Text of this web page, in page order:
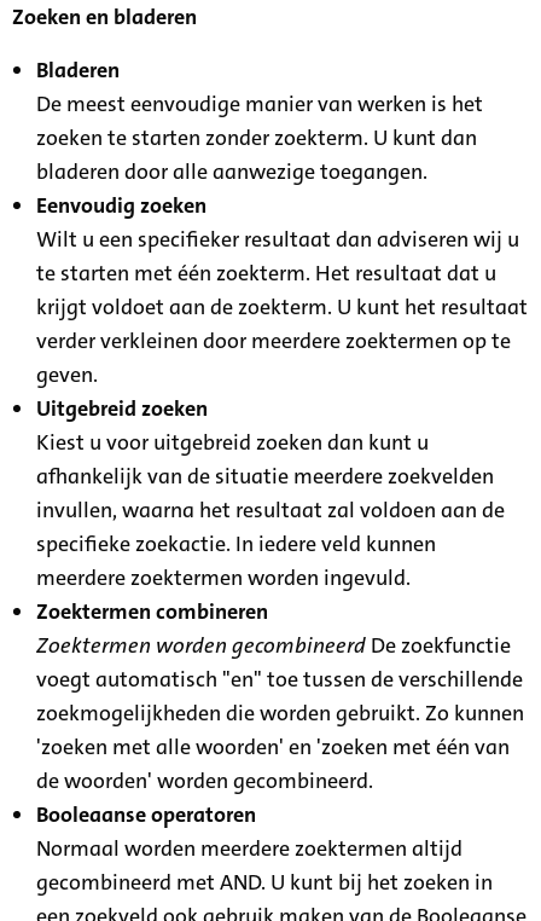
Zoeken en bladeren
Bladeren
De meest eenvoudige manier van werken is het
zoeken te starten zonder zoekterm. U kunt dan
bladeren door alle aanwezige toegangen.
Eenvoudig zoeken
Wilt u een specifieker resultaat dan adviseren wij u
te starten met één zoekterm. Het resultaat dat u
krijgt voldoet aan de zoekterm. U kunt het resultaat
verder verkleinen door meerdere zoektermen op te
geven.
Uitgebreid zoeken
Kiest u voor uitgebreid zoeken dan kunt u
afhankelijk van de situatie meerdere zoekvelden
invullen, waarna het resultaat zal voldoen aan de
specifieke zoekactie. In iedere veld kunnen
meerdere zoektermen worden ingevuld.
Zoektermen combineren
Zoektermen worden gecombineerd De zoekfunctie
voegt automatisch "en" toe tussen de verschillende
zoekmogelijkheden die worden gebruikt. Zo kunnen
'zoeken met alle woorden' en 'zoeken met één van
de woorden' worden gecombineerd.
Booleaanse operatoren
Normaal worden meerdere zoektermen altijd
gecombineerd met AND. U kunt bij het zoeken in